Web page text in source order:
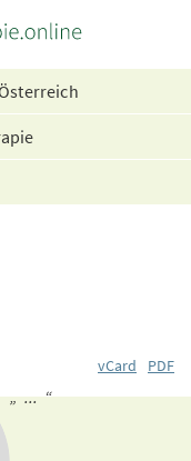
vCard
PDF
„ ... “